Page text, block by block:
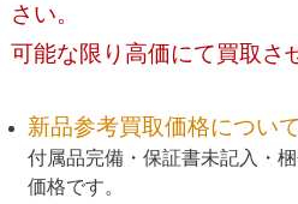
さい。
可能な限り高価にて買取さ
新品参考買取価格について
付属品完備・保証書未記入・
価格です。